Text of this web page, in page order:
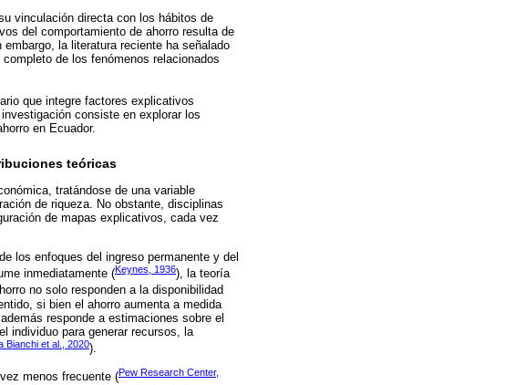
vinculación directa con los hábitos de
del comportamiento de ahorro resulta de
la literatura reciente ha señalado
de los fenómenos relacionados
que integre factores explicativos
consiste en explorar los
en Ecuador.
teóricas
tratándose de una variable
de riqueza. No obstante, disciplinas
de mapas explicativos, cada vez
los enfoques del ingreso permanente y del
inmediatamente (Keynes, 1936), la teoría
no solo responden a la disponibilidad
si bien el ahorro aumenta a medida
responde a estimaciones sobre el
individuo para generar recursos, la
Bianchi et al., 2020).
menos frecuente (Pew Research Center,